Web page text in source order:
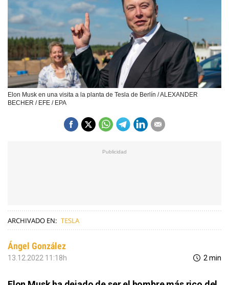
Elon Musk en una visita a la planta de Tesla de Berlín / ALEXANDER
BECHER / EFE / EPA
ARCHIVADO EN: TESLA
Ángel González
13.12.2022 11:18h 2 min